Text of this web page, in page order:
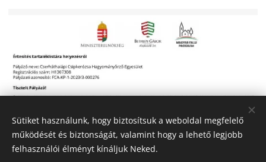
Sütiket használunk, hogy biztosítsuk a weboldal megfelelő
működését és biztonságát, valamint hogy a lehető legjobb
felhasználói élményt kínáljuk Neked.